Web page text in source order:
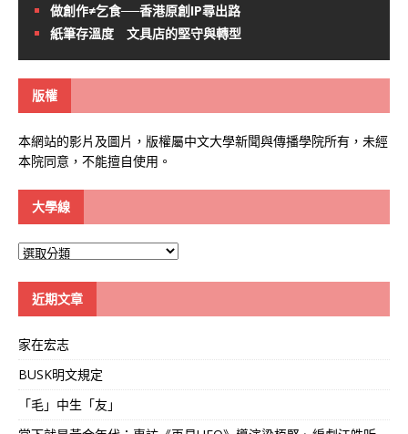
做創作≠乞食──香港原創IP尋出路
紙筆存溫度 文具店的堅守與轉型
版權
本網站的影片及圖片，版權屬中文大學新聞與傳播學院所有，未經
本院同意，不能擅自使用。
大學線
大
近期文章
家在宏志
BUSK明文規定
「毛」中生「友」